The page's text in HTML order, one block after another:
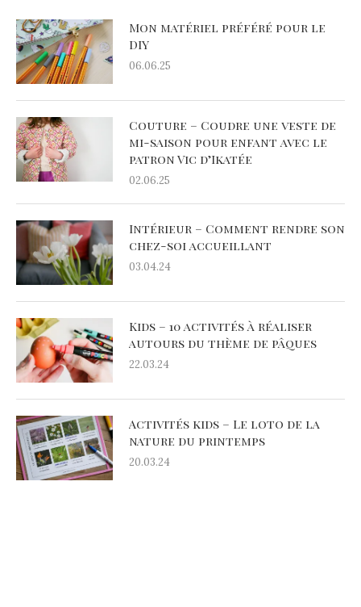
Mon matériel préféré pour le
DIY
06.06.25
Couture – Coudre une veste de
mi-saison pour enfant avec le
patron Vic d’Ikatée
02.06.25
Intérieur – Comment rendre son
chez-soi accueillant
03.04.24
Kids – 10 activités à réaliser
autours du thème de pâques
22.03.24
Activités kids – Le loto de la
nature du printemps
20.03.24